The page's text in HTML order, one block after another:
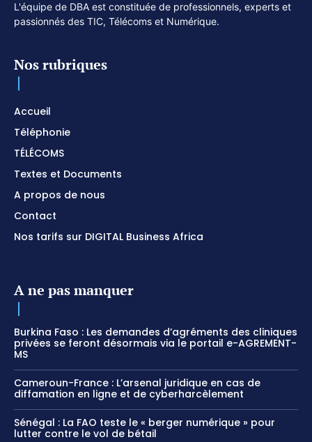
L'équipe de DBA est constituée de professionnels, experts et
passionnés des TIC, Télécoms et Numérique.
Nos rubriques
Accueil
Téléphonie
TÉLÉCOMS
Textes et Documents
A propos de nous
Contact
Nos tarifs sur DIGITAL Business Africa
A ne pas manquer
Burkina Faso : Les demandes d’agréments des cliniques
privées se feront désormais via le portail e-AGREMENT-
MS
Cameroun-France : L’arsenal juridique en cas de
diffamation en ligne et de cyberharcèlement
Sénégal : La FAO teste le « berger numérique » pour
lutter contre le vol de bétail